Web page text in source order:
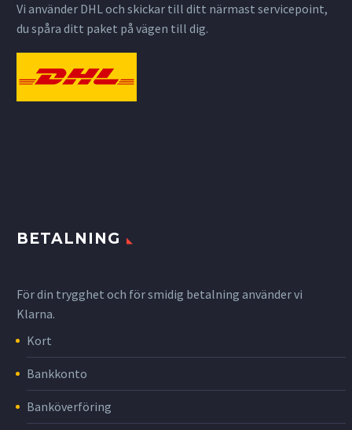
Vi använder DHL och skickar till ditt närmast servicepoint,
du spåra ditt paket på vägen till dig.
BETALNING
För din trygghet och för smidig betalning använder vi
Klarna.
Kort
Bankkonto
Banköverföring